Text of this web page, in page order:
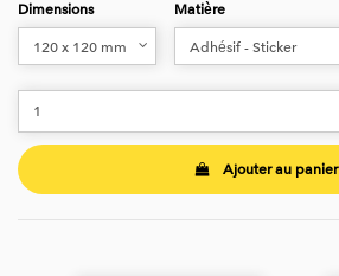
Dimensions Matière
Ajouter au panier